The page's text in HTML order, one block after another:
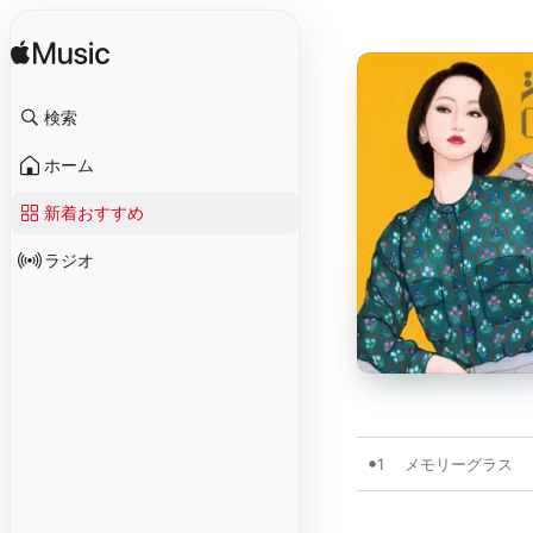
検索
ホーム
新着おすすめ
ラジオ
1 メモリーグラス